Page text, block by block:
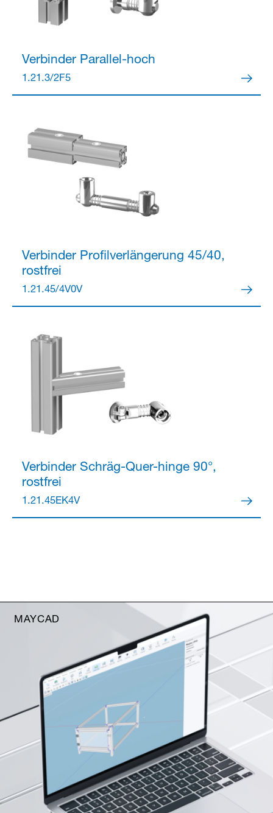
VerbinderParallel-hoch
1.21.3/2F5
VerbinderProfilverlängerung 45/40,
rostfrei
1.21.45/4V0V
VerbinderSchräg-Quer-hinge 90°,
rostfrei
1.21.45EK4V
MAYCAD
Partner Login
Anmelden